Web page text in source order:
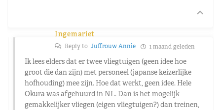
Ingemariet
Reply to Juffrouw Annie 1 maand geleden
Ik lees elders dat er twee vliegtuigen (geen idee hoe
groot die dan zijn) met personeel (japanse keizerlijke
hofhouding) mee zijn. Hoe dat werkt, geen idee. Hele
Okura was afgehuurd in NL. Dan is het mogelijk
gemakkelijker vliegen (eigen vliegtuigen?) dan treinen,